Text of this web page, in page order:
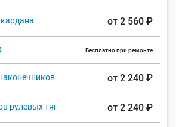
от 2 560 ₽
Бесплатно при ремонте
от 2 240 ₽
рулевых тяг от 2 240 ₽